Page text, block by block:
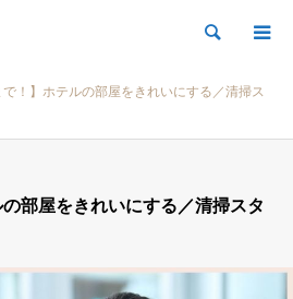
検索
で！】ホテルの部屋をきれいにする／清掃ス
の部屋をきれいにする／清掃スタ